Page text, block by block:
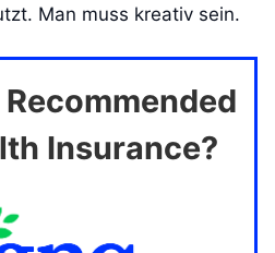
Man muss kreativ sein.
Insurance?